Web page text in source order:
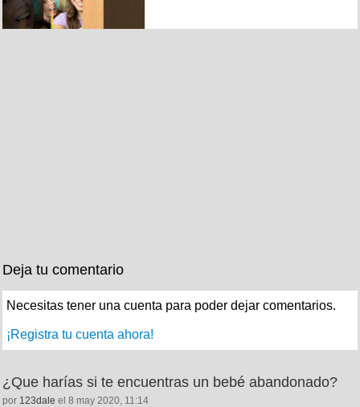
Deja tu comentario
Necesitas tener una cuenta para poder dejar comentarios.
¡Registra tu cuenta ahora!
¿Que harías si te encuentras un bebé abandonado?
por 123dale el 8 may 2020, 11:14